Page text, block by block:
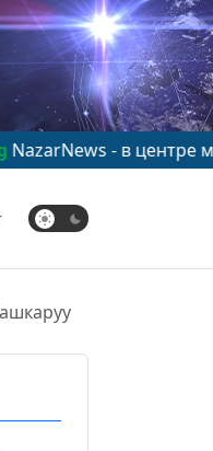
в центре мирового